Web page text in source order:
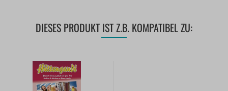
DIESES PRODUKT IST Z.B. KOMPATIBEL ZU: